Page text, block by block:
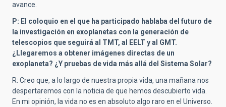
avance.
P: El coloquio en el que ha participado hablaba del futuro de
la investigación en exoplanetas con la generación de
telescopios que seguirá al TMT, al EELT y al GMT.
¿Llegaremos a obtener imágenes directas de un
exoplaneta? ¿Y pruebas de vida más allá del Sistema Solar?
R: Creo que, a lo largo de nuestra propia vida, una mañana nos
despertaremos con la noticia de que hemos descubierto vida.
En mi opinión, la vida no es en absoluto algo raro en el Universo.